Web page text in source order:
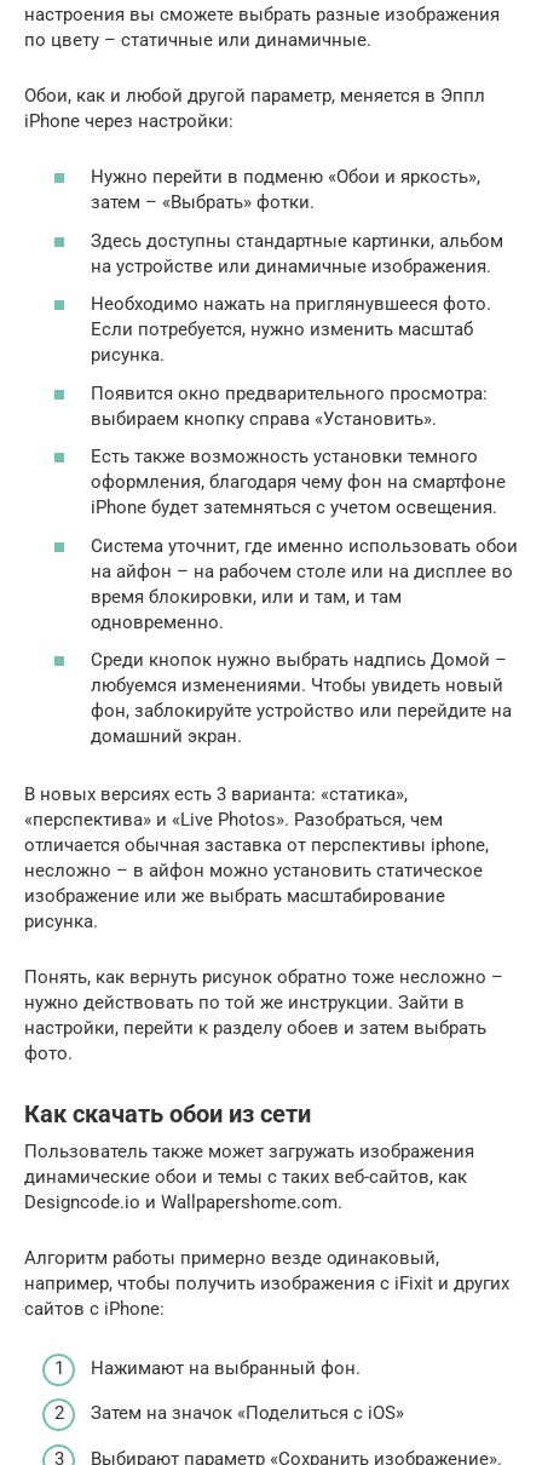
настроения вы сможете выбрать разные изображения
по цвету – статичные или динамичные.
Обои, как и любой другой параметр, меняется в Эппл
iPhone через настройки:
Нужно перейти в подменю «Обои и яркость»,
затем – «Выбрать» фотки.
Здесь доступны стандартные картинки, альбом
на устройстве или динамичные изображения.
Необходимо нажать на приглянувшееся фото.
Если потребуется, нужно изменить масштаб
рисунка.
Появится окно предварительного просмотра:
выбираем кнопку справа «Установить».
Есть также возможность установки темного
оформления, благодаря чему фон на смартфоне
iPhone будет затемняться с учетом освещения.
Система уточнит, где именно использовать обои
на айфон – на рабочем столе или на дисплее во
время блокировки, или и там, и там
одновременно.
Среди кнопок нужно выбрать надпись Домой –
любуемся изменениями. Чтобы увидеть новый
фон, заблокируйте устройство или перейдите на
домашний экран.
В новых версиях есть 3 варианта: «статика»,
«перспектива» и «Live Photos». Разобраться, чем
отличается обычная заставка от перспективы iphone,
несложно – в айфон можно установить статическое
изображение или же выбрать масштабирование
рисунка.
Понять, как вернуть рисунок обратно тоже несложно –
нужно действовать по той же инструкции. Зайти в
настройки, перейти к разделу обоев и затем выбрать
фото.
Как скачать обои из сети
Пользователь также может загружать изображения
динамические обои и темы с таких веб-сайтов, как
Designcode.io и Wallpapershome.com.
Алгоритм работы примерно везде одинаковый,
например, чтобы получить изображения с iFixit и других
сайтов с iPhone:
Нажимают на выбранный фон.
Затем на значок «Поделиться с iOS»
Выбирают параметр «Сохранить изображение».